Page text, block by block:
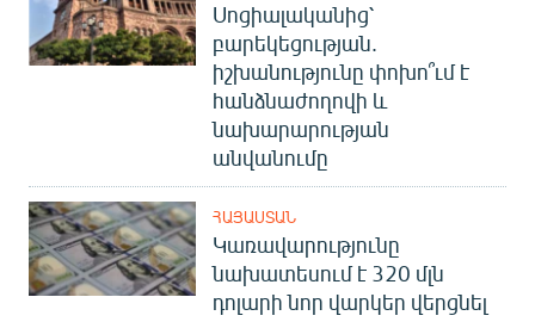
Սոցիալականից՝
բարեկեցության.
իշխանությունը փոխո՞ւմ է
հանձնաժողովի և
նախարարության
անվանումը
ՀԱՅԱՍՏԱՆ
Կառավարությունը
նախատեսում է 320 մլն
դոլարի նոր վարկեր վերցնել